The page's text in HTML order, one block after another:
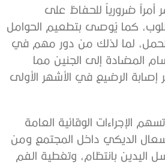
أمراً ضرورياً للحفاظ على
كما يُوصى بتطعيم الحوامل
الحمل، لما لذلك من دور مهم في
المضادة إلى الجنين مما
الرضيع في الأشهر الأولى
الإجراءات الوقائية العامة
الديكي داخل المجتمع ومن
اليدين بانتظام، وتغطية الفم